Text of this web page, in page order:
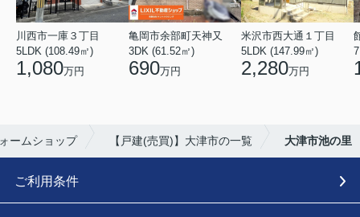
川西市一庫３丁目
5LDK (108.49㎡)
1,080万円
亀岡市余部町天神又
3DK (61.52㎡)
690万円
米沢市西大通１丁目
5LDK (147.99㎡)
2,280万円
ームショップ 【戸建(売買)】大津市の一覧 大津市池の里
ご利用条件